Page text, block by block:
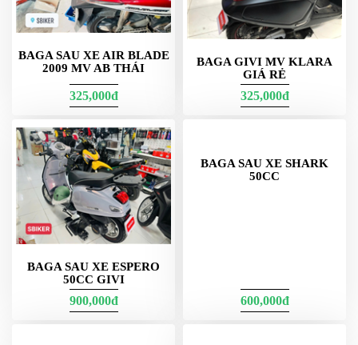
BAGA SAU XE AIR BLADE
2009 MV AB THÁI
325,000đ
BAGA GIVI MV KLARA
GIÁ RẺ
325,000đ
BAGA SAU XE ESPERO
50CC GIVI
900,000đ
BAGA SAU XE SHARK
50CC
600,000đ